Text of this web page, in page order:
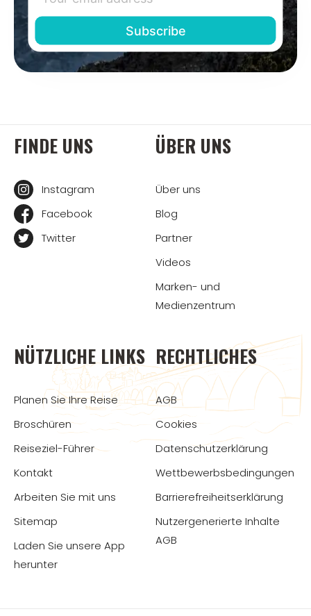
FINDE UNS
Instagram
Facebook
Twitter
ÜBER UNS
Über uns
Blog
Partner
Videos
Marken- und
Medienzentrum
NÜTZLICHE LINKS
Planen Sie Ihre Reise
Broschüren
Reiseziel-Führer
Kontakt
Arbeiten Sie mit uns
Sitemap
Laden Sie unsere App
herunter
RECHTLICHES
AGB
Cookies
Datenschutzerklärung
Wettbewerbsbedingungen
Barrierefreiheitserklärung
Nutzergenerierte Inhalte
AGB